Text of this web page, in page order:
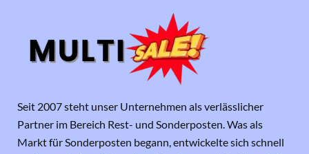
Seit 2007 steht unser Unternehmen als verlässlicher
Partner im Bereich Rest- und Sonderposten. Was als
Markt für Sonderposten begann, entwickelte sich schnell